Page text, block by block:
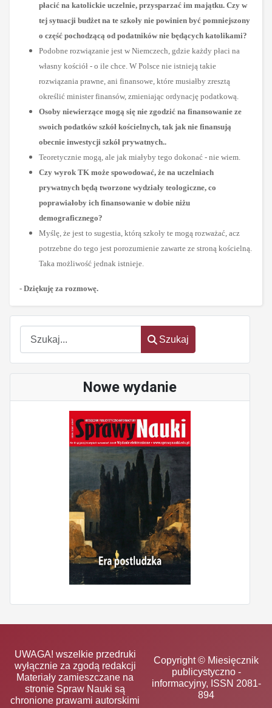
Szukaj
Szukaj
Nowe wydanie
płacić na katolickie uczelnie, przysparzać im majątku. Czy w
tej sytuacji budżet na te szkoły nie powinien być pomniejszony
o część pochodzącą od podatników nie będących katolikami?
Podobne rozwiązanie jest w Niemczech, gdzie każdy płaci na
własny kościół - o ile chce. W Polsce nie istnieją takie
rozwiązania prawne, ani finansowe, które musiałby zresztą
określić minister finansów, zmieniając ordynację podatkową.
Osoby niewierzące mogą się nie zgodzić na finansowanie ze
swoich podatków szkół kościelnych, tak jak nie finansują
obecnie inwestycji szkół prywatnych..
Teoretycznie mogą, ale jak miałyby tego dokonać - nie wiem.
Czy wyrok TK może spowodować, że na uczelniach
prywatnych będą tworzone wydziały teologiczne, co
poprawiałoby ich finansowanie w dobie niżu
demograficznego?
Myślę, że jest to sugestia, którą szkoły te mogą rozważać, acz
potrzebne do tego jest porozumienie zawarte ze stroną kościelną.
Taka możliwość jednak istnieje.
- Dziękuję za rozmowę.
UWAGA! wszelkie przedruki
wyłącznie za zgodą redakcji
Materiały zamieszczane na
stronie Spraw Nauki są
chronione prawami autorskimi
Copyright © Miesięcznik
publicystyczno -
informacyjny, ISSN 2081-
894